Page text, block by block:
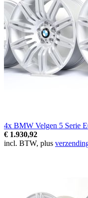
4x BMW Velgen 5 Serie
€ 1.930,92
incl. BTW, plus